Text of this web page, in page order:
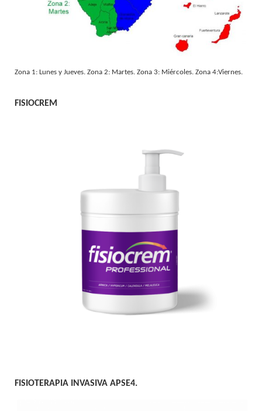
Zona 1: Lunes y Jueves. Zona 2: Martes. Zona 3: Miércoles. Zona 4:Viernes.
FISIOCREM
FISIOTERAPIA INVASIVA APSE4.